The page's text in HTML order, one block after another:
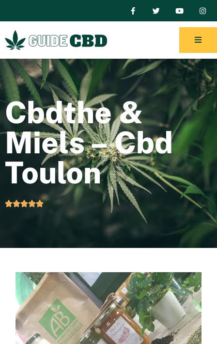
Cbdthe &
Miels – Cbd
Toulon
